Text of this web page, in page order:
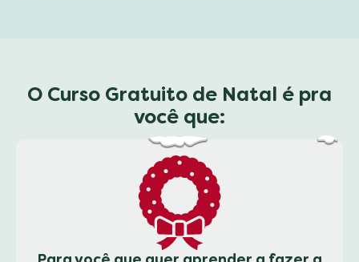
O Curso Gratuito de Natal é pra
você que: